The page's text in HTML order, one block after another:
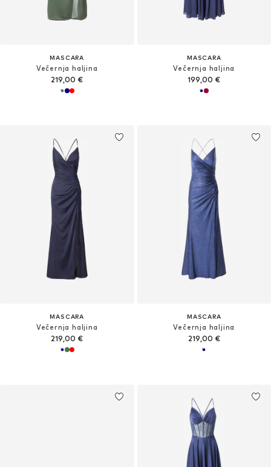
MASCARA
Večernja haljina
219,00 €
MASCARA
Večernja haljina
199,00 €
MASCARA
Večernja haljina
219,00 €
MASCARA
Večernja haljina
219,00 €